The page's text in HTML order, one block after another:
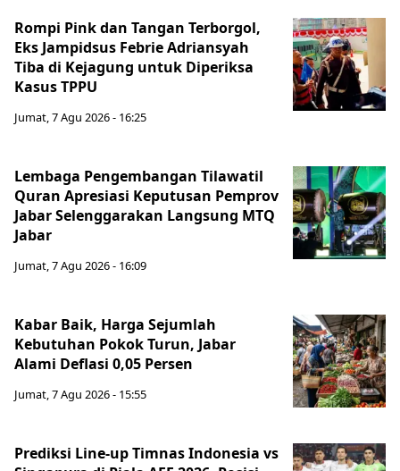
Rompi Pink dan Tangan Terborgol,
Eks Jampidsus Febrie Adriansyah
Tiba di Kejagung untuk Diperiksa
Kasus TPPU
Jumat, 7 Agu 2026 - 16:25
Lembaga Pengembangan Tilawatil
Quran Apresiasi Keputusan Pemprov
Jabar Selenggarakan Langsung MTQ
Jabar
Jumat, 7 Agu 2026 - 16:09
Kabar Baik, Harga Sejumlah
Kebutuhan Pokok Turun, Jabar
Alami Deflasi 0,05 Persen
Jumat, 7 Agu 2026 - 15:55
Prediksi Line-up Timnas Indonesia vs